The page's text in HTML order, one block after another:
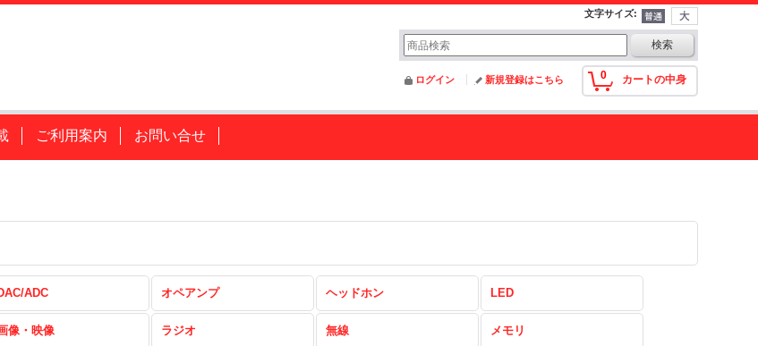
文字サイズ:
0 カートの中身
ログイン 新規登録はこちら
ご利用案内 お問い合せ
ADC オペアンプ ヘッドホン LED
像・映像 ラジオ 無線 メモリ